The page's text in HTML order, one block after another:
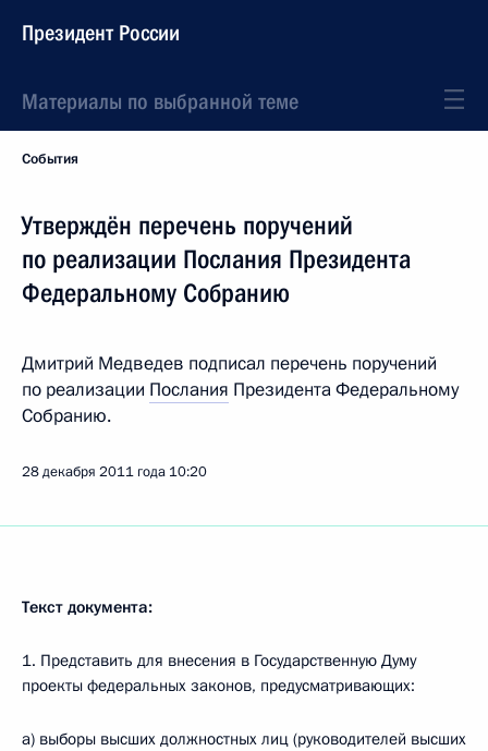
Президент России
Материалы по выбранной теме
События
Утверждён перечень поручений
по реализации Послания Президента
Федеральному Собранию
Дмитрий Медведев подписал перечень поручений
по реализации Послания Президента Федеральному
Собранию.
28 декабря 2011 года 10:20
Текст документа:
1. Представить для внесения в Государственную Думу
проекты федеральных законов, предусматривающих:
а) выборы высших должностных лиц (руководителей высших